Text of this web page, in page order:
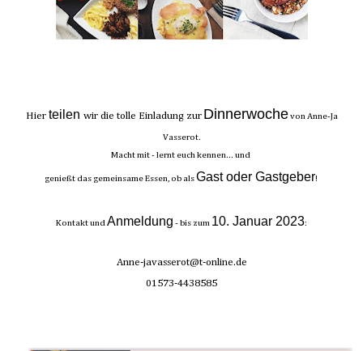
Hier teilen wir die tolle Einladung zur Dinnerwochevon Anne-Ja
Vasserot.
Macht mit - lernt euch kennen... und
genießt das gemeinsame Essen, ob alsGast oder Gastgeber!
Kontakt und Anmeldung - bis zum 10. Januar 2023:
Anne-javasserot@t-online.de
01573-4438585